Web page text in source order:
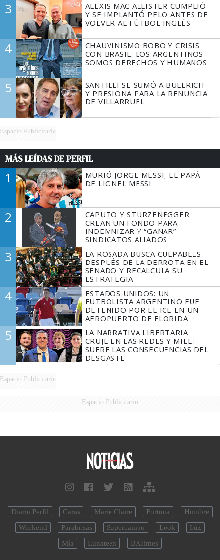
3
ALEXIS MAC ALLISTER CUMPLIÓ
Y SE IMPLANTÓ PELO ANTES DE
VOLVER AL FÚTBOL INGLÉS
4
CHAUVINISMO BOBO Y CRISIS
CON BRASIL: LOS ARGENTINOS
SOMOS DERECHOS Y HUMANOS
5
SANTILLI SE SUMÓ A BULLRICH
Y PRESIONA PARA LA RENUNCIA
DE VILLARRUEL
Espacio Publicitario
MÁS LEÍDAS DE PERFIL
1
MURIÓ JORGE MESSI, EL PAPÁ
DE LIONEL MESSI
2
CAPUTO Y STURZENEGGER
CREAN UN FONDO PARA
INDEMNIZAR Y “GANAR”
SINDICATOS ALIADOS
3
LA ROSADA BUSCA CULPABLES
DESPUÉS DE LA DERROTA EN EL
SENADO Y RECALCULA SU
ESTRATEGIA
4
ESTADOS UNIDOS: UN
FUTBOLISTA ARGENTINO FUE
DETENIDO POR EL ICE EN UN
AEROPUERTO DE FLORIDA
5
LA NARRATIVA LIBERTARIA
CRUJE EN LAS REDES Y MILEI
SUFRE LAS CONSECUENCIAS DEL
DESGASTE
Espacio Publicitario
Espacio Publicitario
Diario Perfil Caras Marie Claire Fortuna
Hombre
Weekend
Parabrisas Supercampo Look
Luz
Mía
Lunateen BATimes